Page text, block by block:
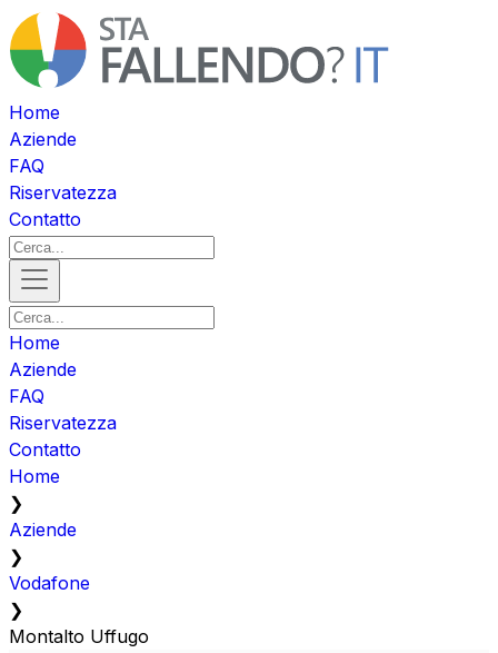
Home
Aziende
FAQ
Riservatezza
Contatto
Home
Aziende
FAQ
Riservatezza
Contatto
Home
❯
Aziende
❯
Vodafone
❯
Montalto Uffugo